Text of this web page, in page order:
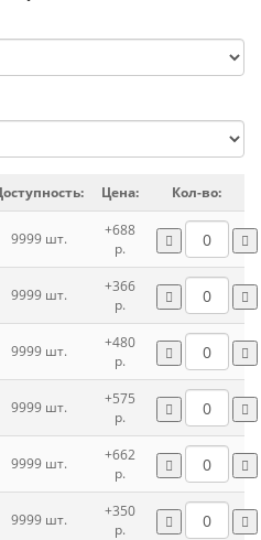
Цена: Кол-во:
9999 шт.
+688
р.
9999 шт.
+366
р.
9999 шт.
+480
р.
9999 шт.
+575
р.
9999 шт.
+662
р.
9999 шт.
+350
р.